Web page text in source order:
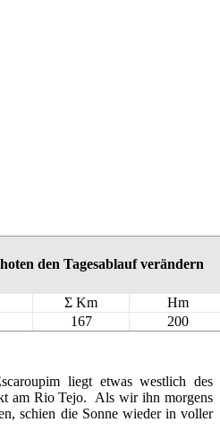
den Tagesablauf verändern
Σ Km
Hm
167 200
liegt etwas westlich des
am Rio Tejo. Als wir ihn morgens
schien die Sonne wieder in voller